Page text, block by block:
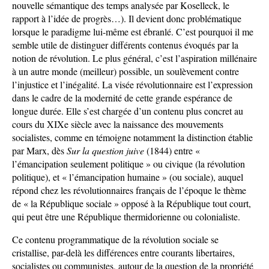
nouvelle sémantique des temps analysée par Koselleck, le
rapport à l’idée de progrès…). Il devient donc problématique
lorsque le paradigme lui-même est ébranlé. C’est pourquoi il me
semble utile de distinguer différents contenus évoqués par la
notion de révolution. Le plus général, c’est l’aspiration millénaire
à un autre monde (meilleur) possible, un soulèvement contre
l’injustice et l’inégalité. La visée révolutionnaire est l’expression
dans le cadre de la modernité de cette grande espérance de
longue durée. Elle s’est chargée d’un contenu plus concret au
cours du XIXe siècle avec la naissance des mouvements
socialistes, comme en témoigne notamment la distinction établie
par Marx, dèsSur la question juive(1844) entre «
l’émancipation seulement politique » ou civique (la révolution
politique), et « l’émancipation humaine » (ou sociale), auquel
répond chez les révolutionnaires français de l’époque le thème
de « la République sociale » opposé à la République tout court,
qui peut être une République thermidorienne ou colonialiste.
Ce contenu programmatique de la révolution sociale se
cristallise, par-delà les différences entre courants libertaires,
socialistes ou communistes, autour de la question de la propriété